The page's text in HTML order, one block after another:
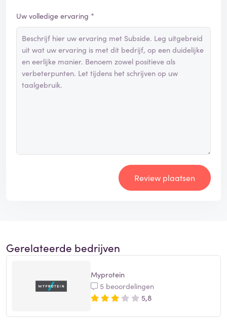
Uw volledige ervaring *
Review plaatsen
Gerelateerde bedrijven
Myprotein
5 beoordelingen
5,8